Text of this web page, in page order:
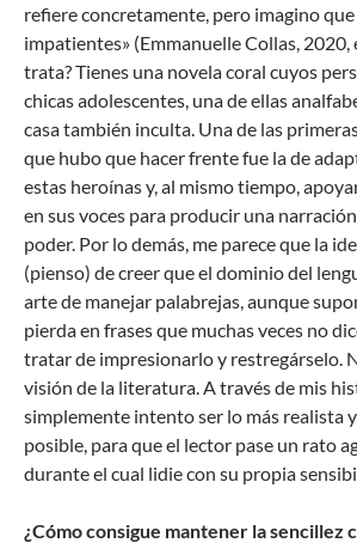
refiere concretamente, pero imagino que
impatientes» (Emmanuelle Collas, 2020,
trata? Tienes una novela coral cuyos
chicas adolescentes, una de ellas
casa también inculta. Una de las
que hubo que hacer frente fue la de
estas heroínas y, al mismo tiempo,
en sus voces para producir una
poder. Por lo demás, me parece que la
(pienso) de creer que el dominio del
arte de manejar palabrejas, aunque
pierda en frases que muchas veces no
tratar de impresionarlo y restregárselo.
visión de la literatura. A través de mis
simplemente intento ser lo más realista
posible, para que el lector pase un rato
durante el cual lidie con su propia
¿Cómo consigue mantener la sencillez